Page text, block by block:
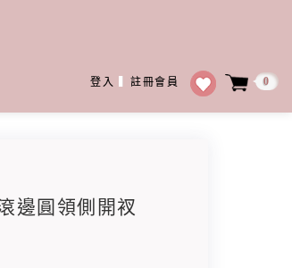
登入 註冊會員 0
邊圓領側開衩